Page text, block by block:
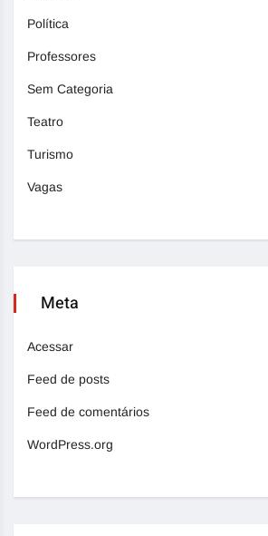
Política
Professores
Sem Categoria
Teatro
Turismo
Vagas
Meta
Acessar
Feed de posts
Feed de comentários
WordPress.org